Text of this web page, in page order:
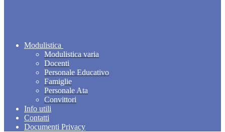
Modulistica
Modulistica varia
Docenti
Personale Educativo
Famiglie
Personale Ata
Convittori
Info utili
Contatti
Documenti Privacy